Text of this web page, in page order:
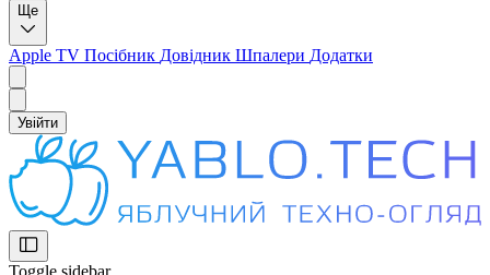
Ще
Apple TV Посібник Довідник Шпалери Додатки
Увійти
Toggle sidebar